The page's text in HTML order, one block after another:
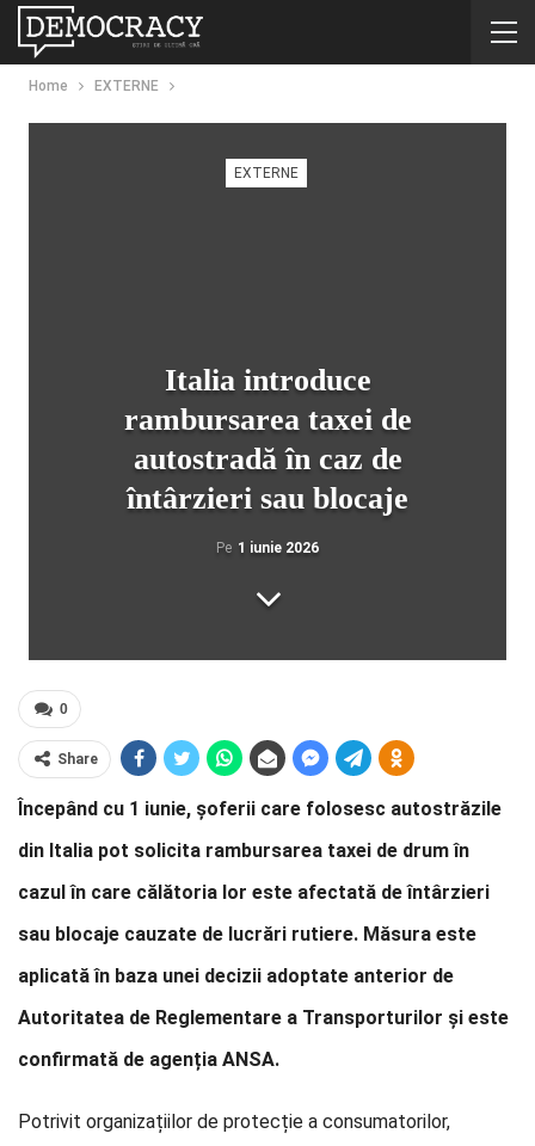
Home EXTERNE
EXTERNE
Italia introduce
rambursarea taxei de
autostradă în caz de
întârzieri sau blocaje
Pe 1 iunie 2026
0
Share
Începând cu 1 iunie, șoferii care folosesc autostrăzile
din Italia pot solicita rambursarea taxei de drum în
cazul în care călătoria lor este afectată de întârzieri
sau blocaje cauzate de lucrări rutiere. Măsura este
aplicată în baza unei decizii adoptate anterior de
Autoritatea de Reglementare a Transporturilor și este
confirmată de agenția ANSA.
Potrivit organizațiilor de protecție a consumatorilor,